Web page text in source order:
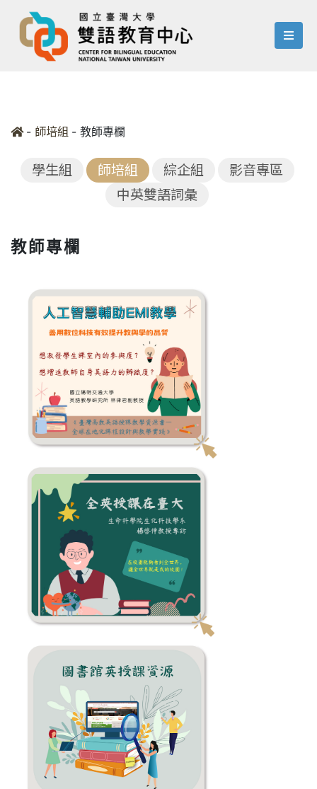
menu
- 師培組 - 教師專欄
學生組 師培組 綜企組
影音專區
中英雙語詞彙
教師專欄